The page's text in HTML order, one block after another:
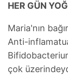
almak için lütfen
HER GÜN
Maria'nın
Anti-
çok